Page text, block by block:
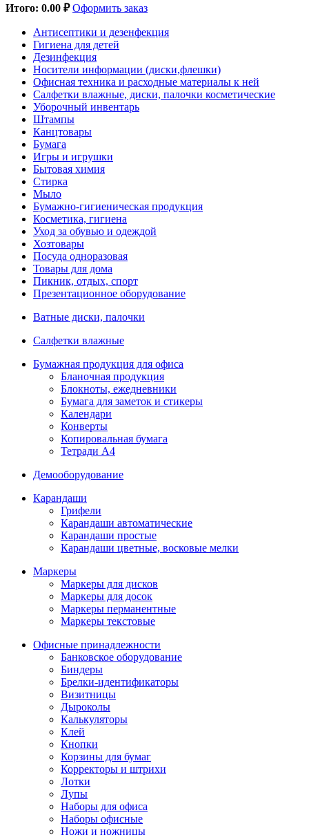
Итого: 0.00 ₽ Оформить заказ
Антисептики и дезенфекция
Гигиена для детей
Дезинфекция
Носители информации (диски,флешки)
Офисная техника и расходные материалы к ней
Салфетки влажные, диски, палочки косметические
Уборочный инвентарь
Штампы
Канцтовары
Бумага
Игры и игрушки
Бытовая химия
Стирка
Мыло
Бумажно-гигиеническая продукция
Косметика, гигиена
Уход за обувью и одеждой
Хозтовары
Посуда одноразовая
Товары для дома
Пикник, отдых, спорт
Презентационное оборудование
Ватные диски, палочки
Салфетки влажные
Бумажная продукция для офиса
Бланочная продукция
Блокноты, ежедневники
Бумага для заметок и стикеры
Календари
Конверты
Копировальная бумага
Тетради А4
Демооборудование
Карандаши
Грифели
Карандаши автоматические
Карандаши простые
Карандаши цветные, восковые мелки
Маркеры
Маркеры для дисков
Маркеры для досок
Маркеры перманентные
Маркеры текстовые
Офисные принадлежности
Банковское оборудование
Биндеры
Брелки-идентификаторы
Визитницы
Дыроколы
Калькуляторы
Клей
Кнопки
Корзины для бумаг
Корректоры и штрихи
Лотки
Лупы
Наборы для офиса
Наборы офисные
Ножи и ножницы